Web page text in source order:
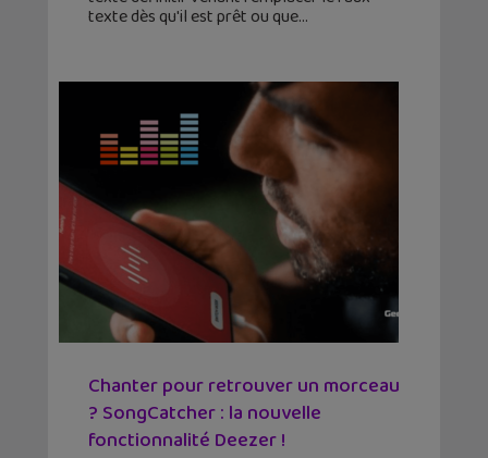
texte dès qu'il est prêt ou que
Chanter pour retrouver un morceau
? SongCatcher : la nouvelle
fonctionnalité Deezer !